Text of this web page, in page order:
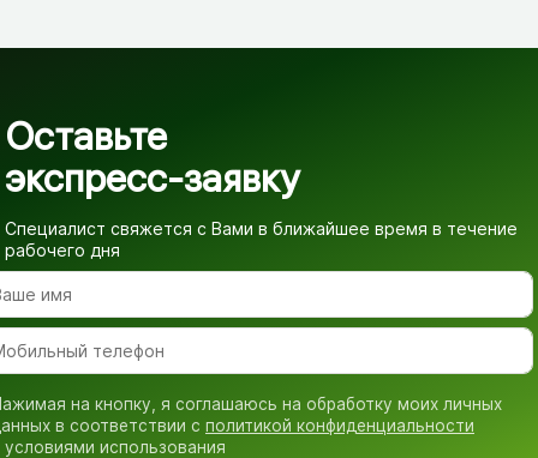
Оставьте
экспресс-заявку
Специалист свяжется с Вами в ближайшее время в течение
рабочего дня
на кнопку, я соглашаюсь на обработку моих личных
в соответствии с политикой конфиденциальности
условиями использования